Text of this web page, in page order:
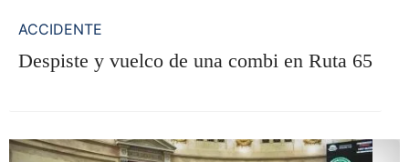
ACCIDENTE
Despiste y vuelco de una combi en Ruta 65